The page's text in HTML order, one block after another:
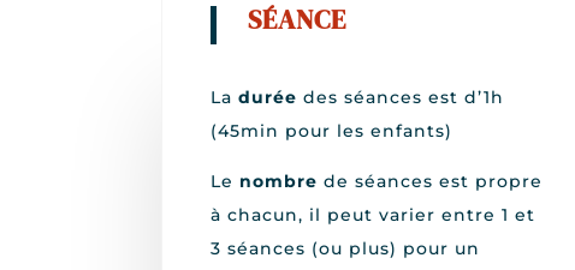
SÉANCE
Ladurée des séances est d’1h
(45min pour les enfants)
Le nombre de séances est propre
à chacun, il peut varier entre1 et
3 séances (ou plus) pour un